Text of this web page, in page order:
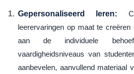
Gepersonaliseerd leren:
leerervaringen op maat te
aan de individuele
vaardigheidsniveaus van
aanbevelen, aanvullend materiaal